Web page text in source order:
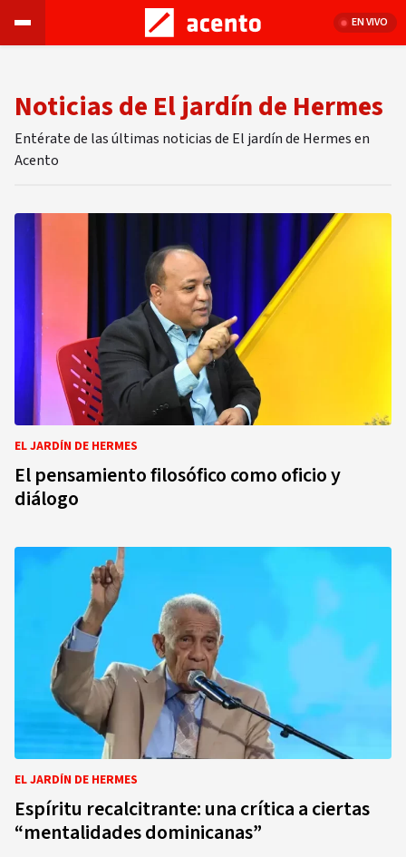
EN VIVO
Noticias de El jardín de Hermes
Entérate de las últimas noticias de El jardín de Hermes en
Acento
EL JARDÍN DE HERMES
El pensamiento filosófico como oficio y
diálogo
EL JARDÍN DE HERMES
Espíritu recalcitrante: una crítica a ciertas
“mentalidades dominicanas”